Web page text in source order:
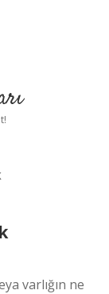
varlığın ne